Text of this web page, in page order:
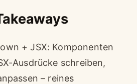
+ JSX: Komponenten
Ausdrücke schreiben,
– reines